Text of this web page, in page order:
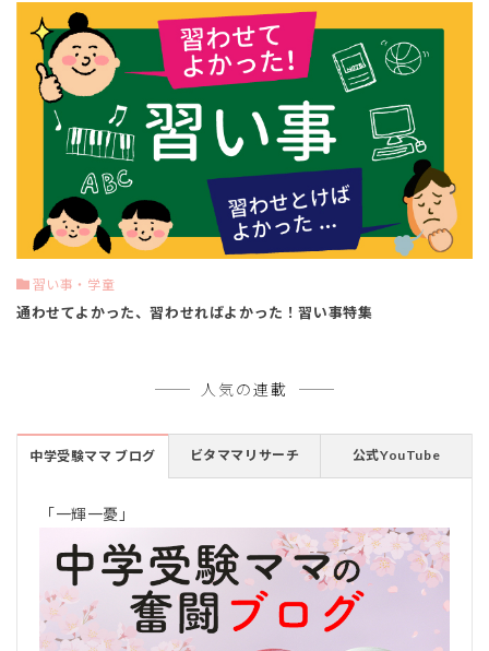
習い事・学童
通わせてよかった、習わせればよかった！習い事特集
人気の連載
中学受験ママ ブログ ビタママリサーチ 公式YouTube
「一輝一憂」